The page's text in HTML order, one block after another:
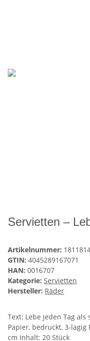
Servietten –
Artikelnummer:
GTIN: 4045289167071
HAN: 0016707
Kategorie: Servietten
Hersteller: Räder
Text: Lebe jeden Tag
Papier, bedruckt, 3-lagig
cm Inhalt: 20 Stück